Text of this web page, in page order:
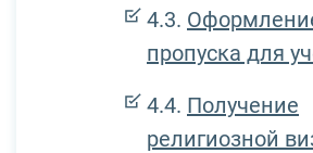
пропуска для
Получение
религиозной